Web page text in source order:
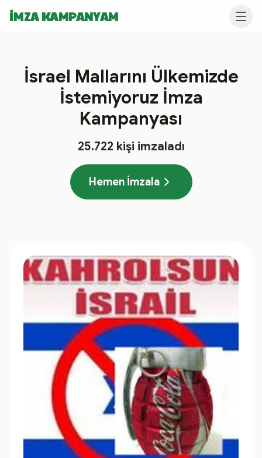
İMZA KAMPANYAM
İsrael Mallarını Ülkemizde
İstemiyoruz İmza
Kampanyası
25.722 kişi imzaladı
Hemen İmzala